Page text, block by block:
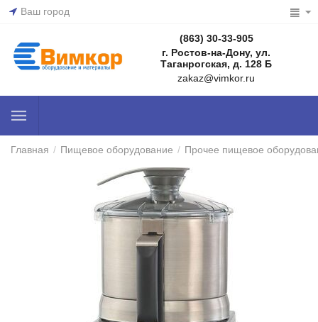
Ваш город
(863) 30-33-905
г. Ростов-на-Дону, ул.
Таганрогская, д. 128 Б
zakaz@vimkor.ru
Главная / Пищевое оборудование / Прочее пищевое